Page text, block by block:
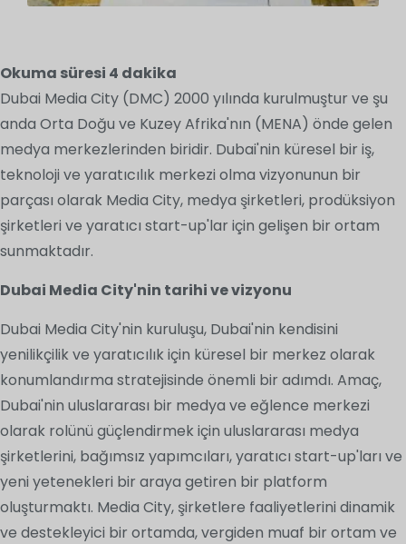
Okuma süresi 4 dakika
Dubai Media City (DMC) 2000 yılında kurulmuştur ve şu
anda Orta Doğu ve Kuzey Afrika'nın (MENA) önde gelen
medya merkezlerinden biridir. Dubai'nin küresel bir iş,
teknoloji ve yaratıcılık merkezi olma vizyonunun bir
parçası olarak Media City, medya şirketleri, prodüksiyon
şirketleri ve yaratıcı start-up'lar için gelişen bir ortam
sunmaktadır.
Dubai Media City'nin tarihi ve vizyonu
Dubai Media City'nin kuruluşu, Dubai'nin kendisini
yenilikçilik ve yaratıcılık için küresel bir merkez olarak
konumlandırma stratejisinde önemli bir adımdı. Amaç,
Dubai'nin uluslararası bir medya ve eğlence merkezi
olarak rolünü güçlendirmek için uluslararası medya
şirketlerini, bağımsız yapımcıları, yaratıcı start-up'ları ve
yeni yetenekleri bir araya getiren bir platform
oluşturmaktı. Media City, şirketlere faaliyetlerini dinamik
ve destekleyici bir ortamda, vergiden muaf bir ortam ve